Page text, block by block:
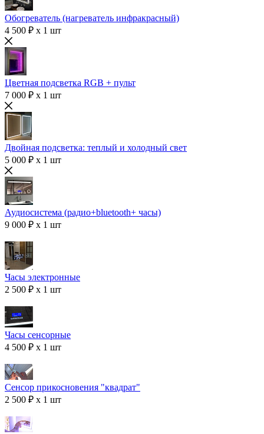
Обогреватель (нагреватель инфракрасный)
4 500 ₽ x 1 шт
Цветная подсветка RGB + пульт
7 000 ₽ x 1 шт
Двойная подсветка: теплый и холодный свет
5 000 ₽ x 1 шт
Аудиосистема (радио+bluetooth+ часы)
9 000 ₽ x 1 шт
Часы электронные
2 500 ₽ x 1 шт
Часы сенсорные
4 500 ₽ x 1 шт
Сенсор прикосновения "квадрат"
2 500 ₽ x 1 шт